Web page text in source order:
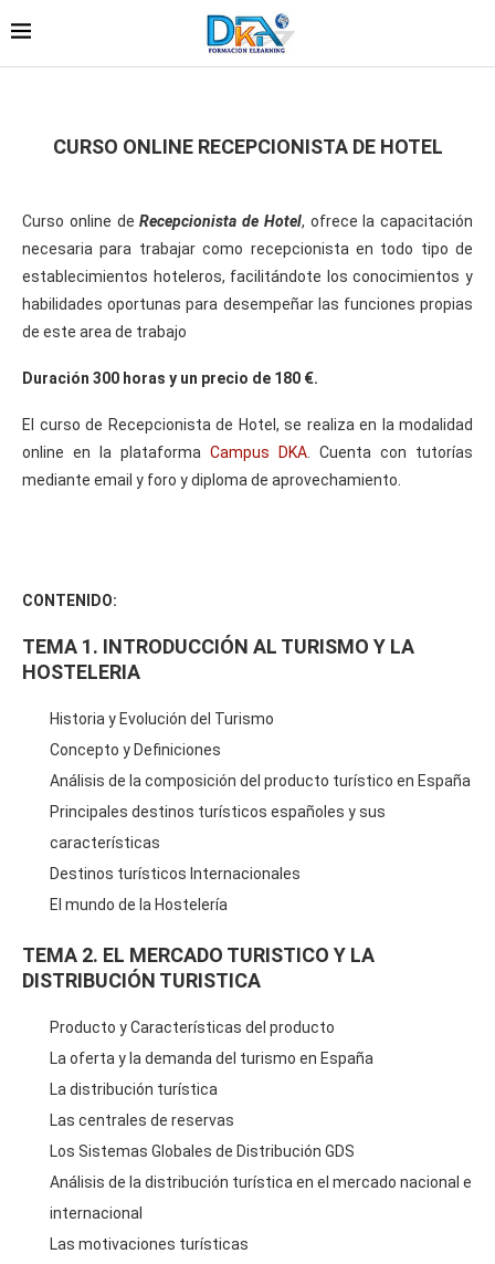
CURSO ONLINE RECEPCIONISTA DE HOTEL
Curso online deRecepcionista de Hotel, ofrece la capacitación
necesaria para trabajar como recepcionista en todo tipo de
establecimientos hoteleros, facilitándote los conocimientos y
habilidades oportunas para desempeñar las funciones propias
de este area de trabajo
Duración 300 horas y un precio de 180 €.
El curso de Recepcionista de Hotel, se realiza en la modalidad
online en la plataforma Campus DKA . Cuenta con tutorías
mediante email y foro y diploma de aprovechamiento.
CONTENIDO:
TEMA 1. INTRODUCCIÓN AL TURISMO Y LA
HOSTELERIA
Historia y Evolución del Turismo
Concepto y Definiciones
Análisis de la composición del producto turístico en España
Principales destinos turísticos españoles y sus
características
Destinos turísticos Internacionales
El mundo de la Hostelería
TEMA 2. EL MERCADO TURISTICO Y LA
DISTRIBUCIÓN TURISTICA
Producto y Características del producto
La oferta y la demanda del turismo en España
La distribución turística
Las centrales de reservas
Los Sistemas Globales de Distribución GDS
Análisis de la distribución turística en el mercado nacional e
internacional
Las motivaciones turísticas